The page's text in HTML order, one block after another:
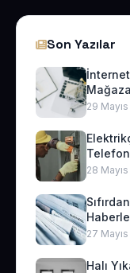
Son Yazılar
29
28
27
Halı